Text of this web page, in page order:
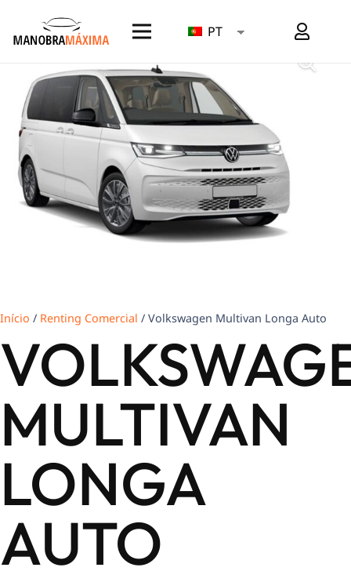
PT
Início / Renting Comercial / Volkswagen Multivan Longa Auto
MULTIVAN
LONGA
AUTO